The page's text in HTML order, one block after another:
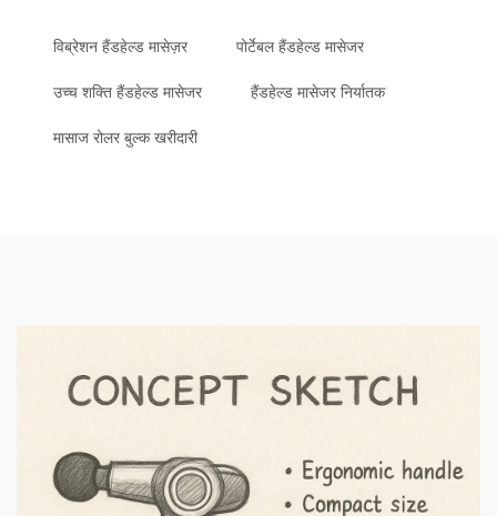
विब्रेशन हैंडहेल्ड मासेज़र पोर्टेबल हैंडहेल्ड मासेजर
उच्च शक्ति हैंडहेल्ड मासेजर हैंडहेल्ड मासेजर निर्यातक
मासाज रोलर बुल्क खरीदारी